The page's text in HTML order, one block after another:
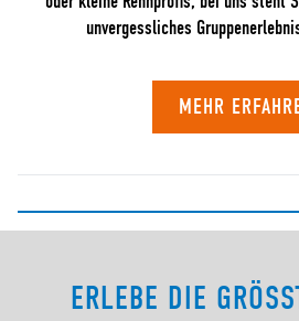
unvergessliches
MEHR
ERLEBE DIE